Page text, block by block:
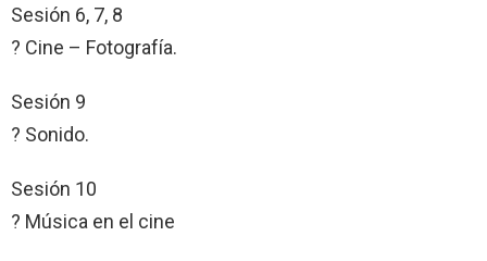
Sesión 6, 7, 8
? Cine – Fotografía.
Sesión 9
? Sonido.
Sesión 10
? Música en el cine